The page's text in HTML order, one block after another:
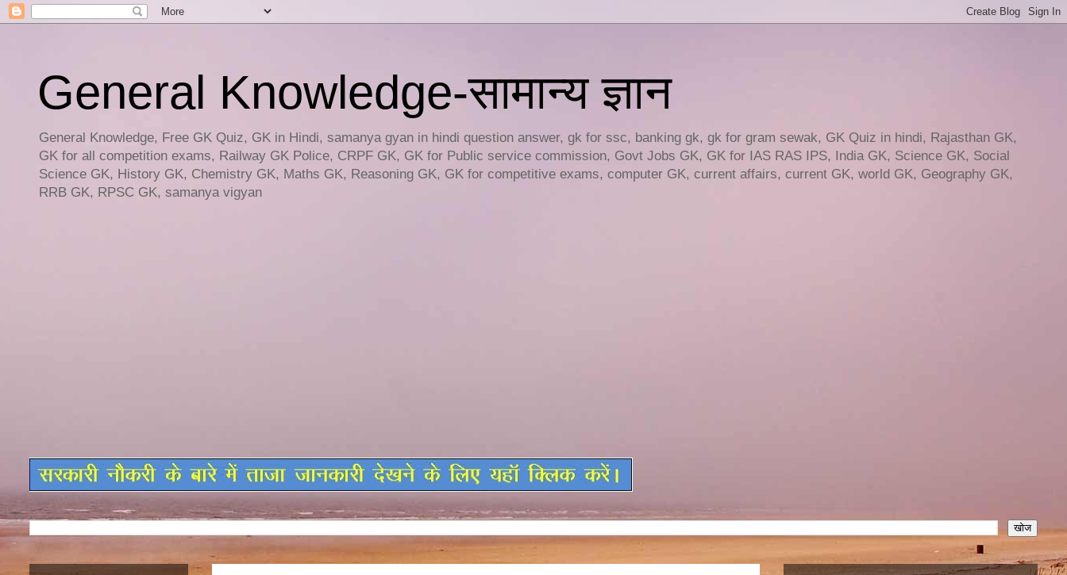
General Knowledge-सामान्य ज्ञान
General Knowledge, Free GK Quiz, GK in Hindi, samanya gyan in hindi question answer, gk for ssc, banking gk, gk for gram sewak, GK Quiz in hindi, Rajasthan GK,
GK for all competition exams, Railway GK Police, CRPF GK, GK for Public service commission, Govt Jobs GK, GK for IAS RAS IPS, India GK, Science GK, Social
Science GK, History GK, Chemistry GK, Maths GK, Reasoning GK, GK for competitive exams, computer GK, current affairs, current GK, world GK, Geography GK,
RRB GK, RPSC GK, samanya vigyan